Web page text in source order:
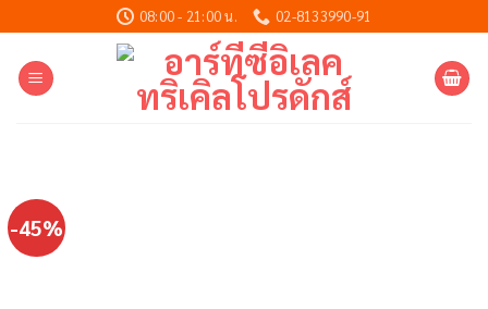
to
content
08:00 - 21:00 น. 02-8133990-91
-45%